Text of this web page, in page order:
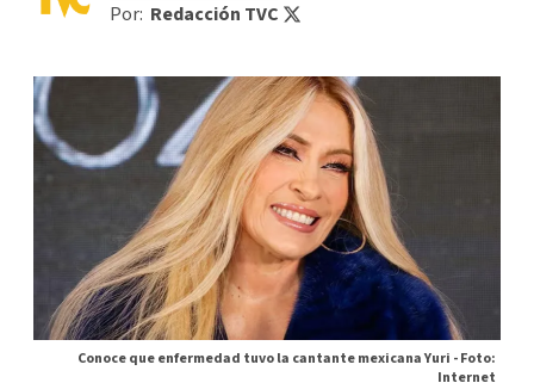
Por: Redacción TVC
Conoce que enfermedad tuvo la cantante mexicana Yuri -Foto:
Internet